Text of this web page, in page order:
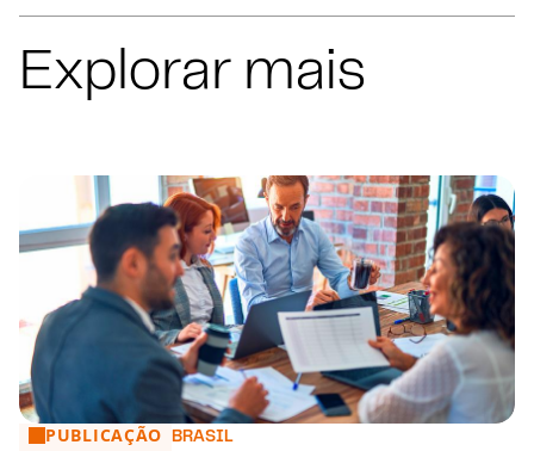
Explorar mais
Novas regras para a transferência de carteiras entre
PUBLICAÇÃO BRASIL